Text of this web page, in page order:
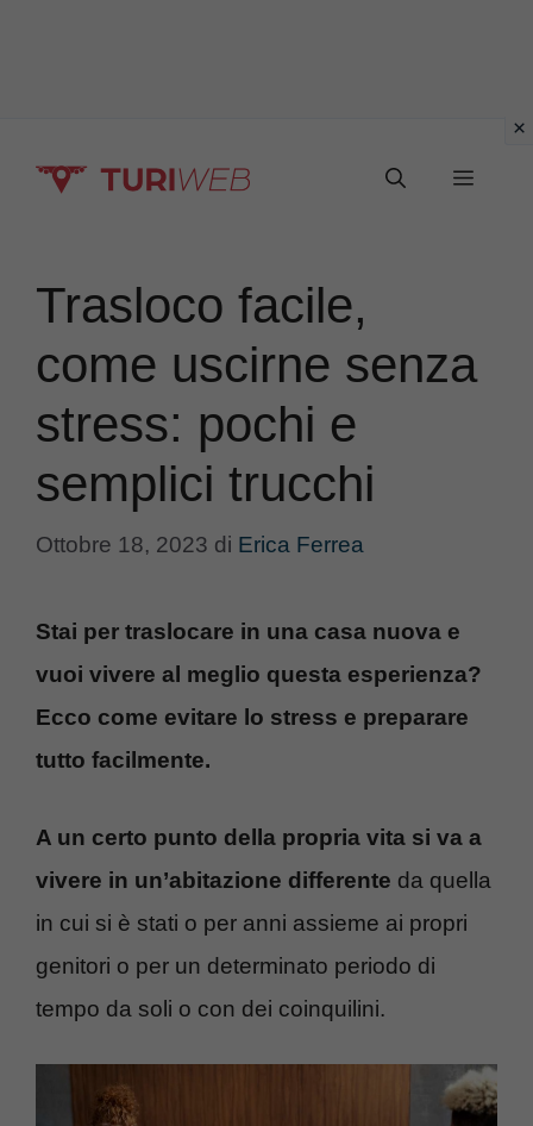
Menu
Trasloco facile,
come uscirne senza
stress: pochi e
semplici trucchi
Ottobre 18, 2023 di Erica Ferrea
Stai per traslocare in una casa nuova e
vuoi vivere al meglio questa esperienza?
Ecco come evitare lo stress e preparare
tutto facilmente.
A un certo punto della propria vita si va a
vivere in un’abitazione differente da quella
in cui si è stati o per anni assieme ai propri
genitori o per un determinato periodo di
tempo da soli o con dei coinquilini.